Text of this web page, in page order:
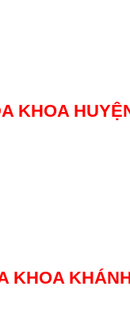
KHOA
KHOA